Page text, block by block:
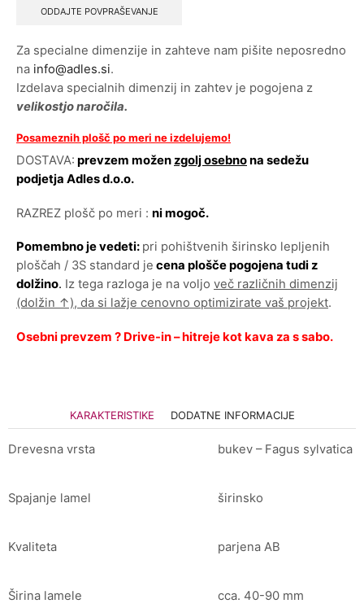
ODDAJTE POVPRAŠEVANJE
Za specialne dimenzije in zahteve nam pišite neposredno
na info@adles.si.
Izdelava specialnih dimenzij in zahtev je pogojena z
velikostjo naročila.
Posameznih plošč po meri ne izdelujemo!
DOSTAVA: prevzem moženzgolj osebnona sedežu
podjetja Adles d.o.o.
RAZREZ plošč po meri : ni mogoč.
Pomembno je vedeti: pri pohištvenih širinsko lepljenih
ploščah / 3S standard je cena plošče pogojena tudi z
dolžino. Iz tega razloga je na voljo več različnih dimenzij
(dolžin ↑), da si lažje cenovno optimizirate vaš projekt.
Osebni prevzem ? Drive-in – hitreje kot kava za s sabo.
KARAKTERISTIKE DODATNE INFORMACIJE
Drevesna vrsta bukev – Fagus sylvatica
Spajanje lamel širinsko
Kvaliteta parjena AB
Širina lamele cca. 40-90 mm